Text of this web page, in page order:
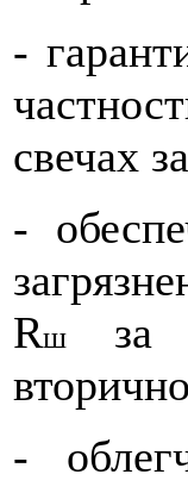
-
свечах
-
Rш
за
-